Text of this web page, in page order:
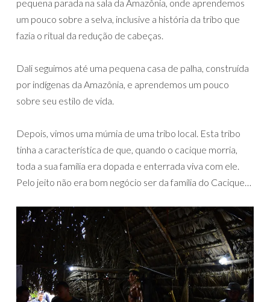
pequena parada na sala da Amazônia, onde aprendemos
um pouco sobre a selva, inclusive a história da tribo que
fazia o ritual da redução de cabeças.
Dali seguimos até uma pequena casa de palha, construída
por indígenas da Amazônia, e aprendemos um pouco
sobre seu estilo de vida.
Depois, vimos uma múmia de uma tribo local. Esta tribo
tinha a característica de que, quando o cacique morria,
toda a sua família era dopada e enterrada viva com ele.
Pelo jeito não era bom negócio ser da família do Cacique…